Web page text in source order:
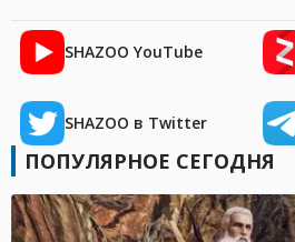
SHAZOO YouTube
SHAZOO в Twitter
ПОПУЛЯРНОЕ СЕГОДНЯ